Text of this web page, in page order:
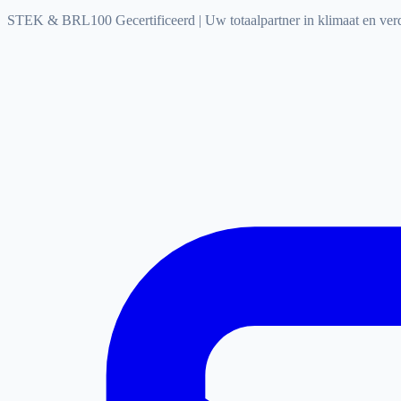
STEK & BRL100 Gecertificeerd | Uw totaalpartner in klimaat en